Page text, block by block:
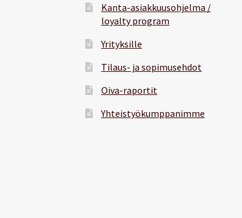
Kanta-asiakkuusohjelma /
loyalty program
Yrityksille
Tilaus- ja sopimusehdot
Oiva-raportit
Yhteistyökumppanimme